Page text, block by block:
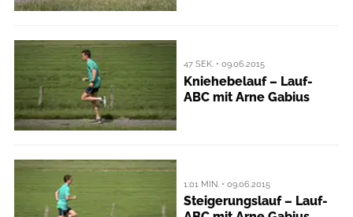
47 SEK. • 09.06.2015
Kniehebelauf – Lauf-
ABC mit Arne Gabius
1:01 MIN. • 09.06.2015
Steigerungslauf – Lauf-